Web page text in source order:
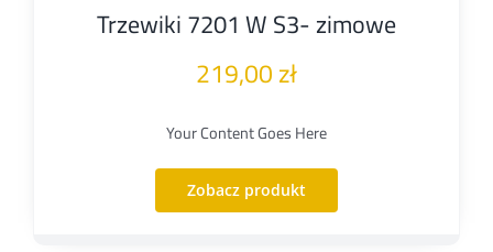
Trzewiki 7201 W S3- zimowe
219,00zł
Your Content Goes Here
Zobacz produkt